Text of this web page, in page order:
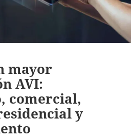
mayor
AVI:
comercial,
y